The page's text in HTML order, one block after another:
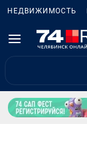
НЕДВИЖИМОСТЬ